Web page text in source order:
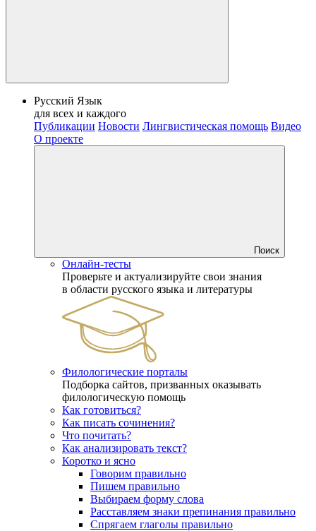
Русский Язык
для всех и каждого
Публикации Новости Лингвистическая помощь Видео
О проекте
Поиск
Онлайн-тесты
Проверьте и актуализируйте свои знания
в области русского языка и литературы
Филологические порталы
Подборка сайтов, призванных оказывать
филологическую помощь
Как готовиться?
Как писать сочинения?
Что почитать?
Как анализировать текст?
Коротко и ясно
Говорим правильно
Пишем правильно
Выбираем форму слова
Расставляем знаки препинания правильно
Спрягаем глаголы правильно